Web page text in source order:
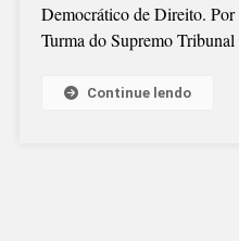
Democrático de Direito.
Turma do Supremo
Continue lendo